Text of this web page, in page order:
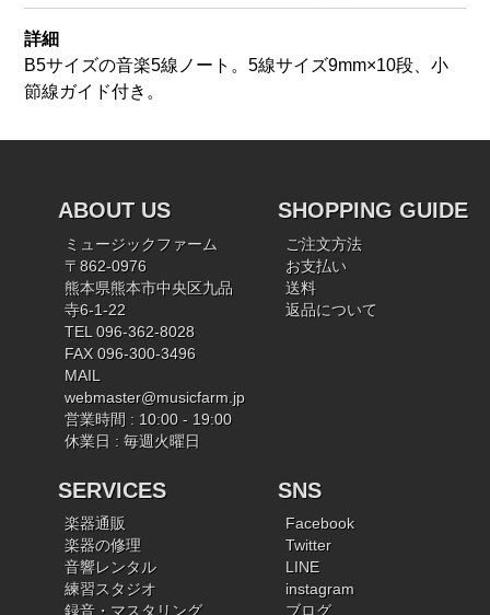
詳細
B5サイズの音楽5線ノート。5線サイズ9mm×10段、小
節線ガイド付き。
ABOUT US
ミュージックファーム
〒862-0976
熊本県熊本市中央区九品
寺6-1-22
TEL 096-362-8028
FAX 096-300-3496
MAIL
webmaster@musicfarm.jp
営業時間 : 10:00 - 19:00
休業日 : 毎週火曜日
SHOPPING GUIDE
ご注文方法
お支払い
送料
返品について
SERVICES
楽器通販
楽器の修理
音響レンタル
練習スタジオ
録音・マスタリング
SNS
Facebook
Twitter
LINE
instagram
ブログ